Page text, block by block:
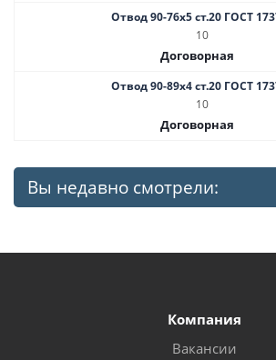
Отвод 90-76х5 ст.20 ГОСТ
10
Договорная
Отвод 90-89х4 ст.20 ГОСТ
10
Договорная
Вы недавно смотрели:
Компания
Вакансии